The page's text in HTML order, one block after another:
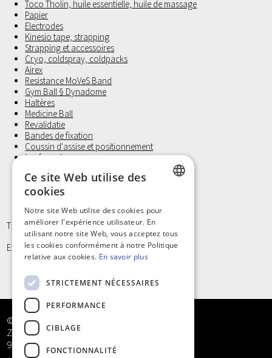
Toco Tholin, huile essentielle, huile de massage
Papier
Electrodes
Kinesio tape, strapping
Strapping et accessoires
Cryo, coldspray, coldpacks
Airex
Resistance MoVeS Band
Gym Ball § Dynadome
Haltères
Medicine Ball
Revalidatie
Bandes de fixation
Coussin d'assise et positionnement
Laufwunder
Petit materiel et Hygiène
T: +32 9/373 77 65
E: info@kinergy.be
© Kinergy bv
Zandstraat 5
9968 Bassevelde
FRENCH
Ce site Web utilise des
cookies
Notre site Web utilise des cookies pour
améliorer l'expérience utilisateur. En
utilisant notre site Web, vous acceptez tous
les cookies conformément à notre Politique
relative aux cookies. En savoir plus
STRICTEMENT NÉCESSAIRES
PERFORMANCE
CIBLAGE
FONCTIONNALITÉ